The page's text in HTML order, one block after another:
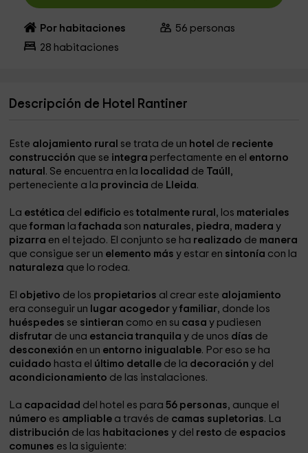
Por habitaciones 56 personas
28 habitaciones
Descripción de Hotel Rantiner
Este alojamiento rural se trata de un hotel de reciente
construcción que se integra perfectamente en el entorno
natural . Se encuentra en la localidad de Taúll ,
perteneciente a la provincia de Lleida.
La estética del edificio estotalmente rural , los materiales
queforman lafachada son naturales, piedra, maderay
pizarra en el tejado. El conjunto se ha realizado de manera
que consigue ser un elemento másy estar en sintonía con la
naturaleza que lo rodea.
El objetivo de los propietarios al crear este alojamiento
era conseguir un lugar acogedoryfamiliar, donde los
huéspedes se sintieran como en su casay pudiesen
disfrutar de una estancia tranquilay de unos días de
desconexión en un entorno inigualable. Por eso se ha
cuidado hasta el último detalle de la decoracióny del
acondicionamiento de las instalaciones.
La capacidad del hotel es para56 personas, aunque el
número es ampliable a través de camas supletorias. La
distribución de las habitacionesy del resto de espacios
comunes es la siguiente: